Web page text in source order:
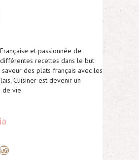
et passionnée de
différentes recettes dans le but
des plats français avec les
Cuisiner est devenir un
de vie